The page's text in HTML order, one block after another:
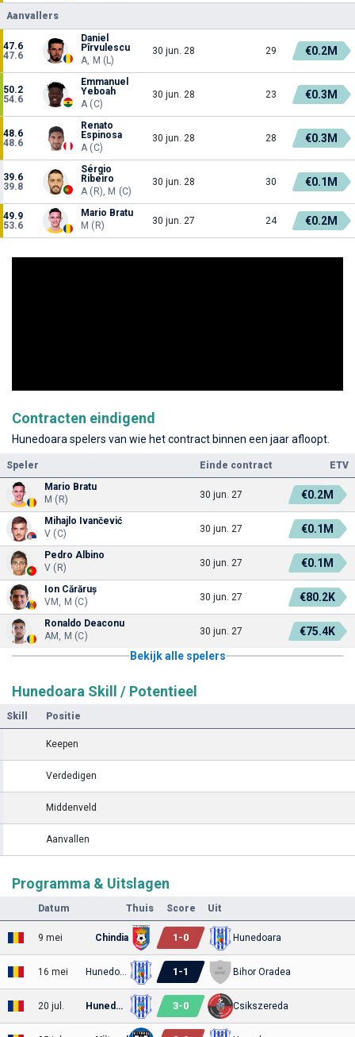
Aanvallers
47.6
47.6
Daniel
Pîrvulescu
A, M (L)
30 jun. 28 29 €0.2M
50.2
54.6
Emmanuel
Yeboah
A (C)
30 jun. 28 23 €0.3M
48.6
48.6
Renato
Espinosa
A (C)
30 jun. 28 28 €0.3M
39.6
39.8
Sérgio
Ribeiro
A (R), M (C)
30 jun. 28 30 €0.1M
49.9
53.6
Mario Bratu
M (R)
30 jun. 27 24 €0.2M
Contracten eindigend
Hunedoara spelers van wie het contract binnen een jaar afloopt.
Speler Einde contract
ETV
Mario Bratu
M (R)
30 jun. 27 €0.2M
Mihajlo Ivančević
V (C)
30 jun. 27 €0.1M
Pedro Albino
V (R)
30 jun. 27 €0.1M
Ion Cărăruș
VM, M (C)
30 jun. 27 €80.2K
Ronaldo Deaconu
AM, M (C)
30 jun. 27
€75.4K
Bekijk alle spelers
Hunedoara Skill / Potentieel
Skill Positie
Keepen
Verdedigen
Middenveld
Aanvallen
Programma & Uitslagen
Datum Thuis Score Uit
9 mei Chindia 1 -0 Hunedoara
16 mei Hunedoara 1 -1 Bihor Oradea
20 jul. Hunedoara 3-0 Csikszereda